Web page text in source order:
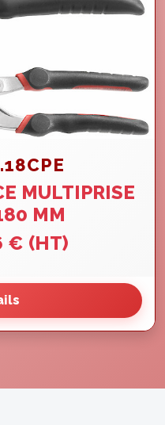
MULTIPRISE
MM
€ (HT)